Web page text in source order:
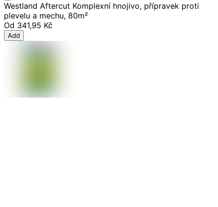
Westland Aftercut Komplexní hnojivo, přípravek proti
plevelu a mechu, 80m²
Od 341,95 Kč
Add